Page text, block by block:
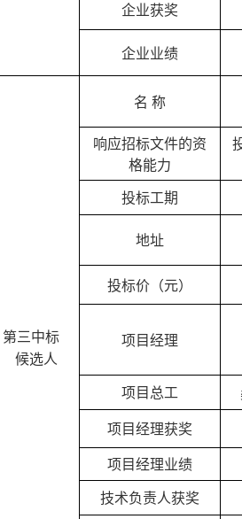
企业获奖
企业业绩
第三中标
候选人
名 称
响应招标文件的资
格能力
投标工期
地址
投标价（元）
项目经理
项目总工
项目经理获奖
项目经理业绩
技术负责人获奖